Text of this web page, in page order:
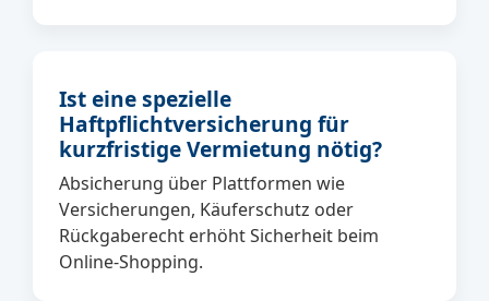
Ist eine spezielle
Haftpflichtversicherung für
kurzfristige Vermietung nötig?
Absicherung über Plattformen wie
Versicherungen, Käuferschutz oder
Rückgaberecht erhöht Sicherheit beim
Online-Shopping.